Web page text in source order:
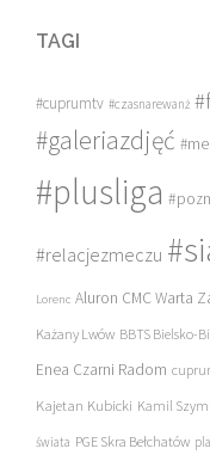
TAGI
#cuprumtv #czasnarewanż
#galeriazdjęć
#plusliga
#relacjezmeczu
Lorenc Aluron CMC Warta
Każany Lwów BBTS Bielsko-
Enea Czarni Radom
Kajetan Kubicki Kamil
świata PGE Skra Bełchatów